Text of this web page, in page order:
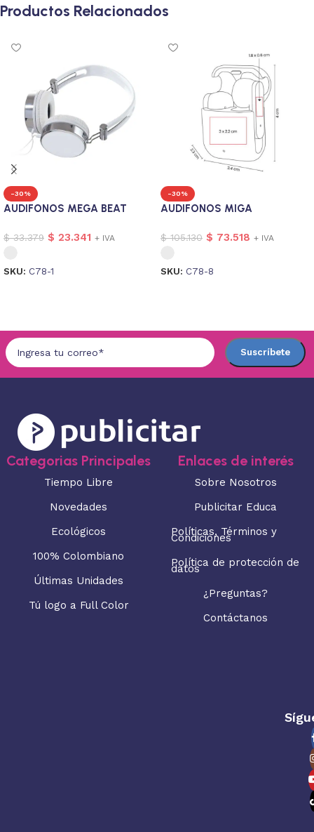
Productos Relacionados
-30%
AUDIFONOS MEGA BEAT
$33.379 $ 23.341 + IVA
SKU: C78-1
-30%
AUDIFONOS MIGA
$105.130 $ 73.518 + IVA
SKU: C78-8
Categorias Principales
Tiempo Libre
Novedades
Ecológicos
100% Colombiano
Últimas Unidades
Tú logo a Full Color
Enlaces de interés
Sobre Nosotros
Publicitar Educa
Políticas, Términos y
Condiciones
Política de protección de
datos
¿Preguntas?
Contáctanos